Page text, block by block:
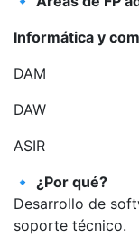
Informática y
DAM
DAW
ASIR
🔹 ¿Por qué?
Desarrollo de
soporte técnico.